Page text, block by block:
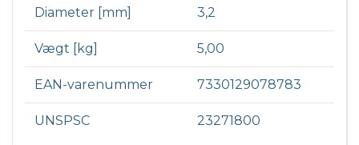
Diameter [mm] 3,2
Vægt [kg] 5,00
EAN-varenummer 7330129078783
UNSPSC 23271800